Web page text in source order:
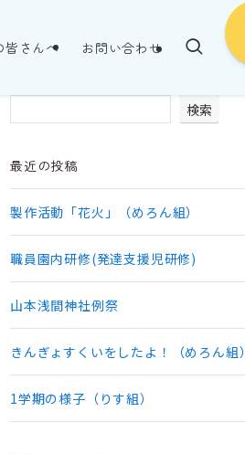
皆さんへ お問い合わせ
検索
最近の投稿
製作活動「花火」（めろん組）
職員園内研修(発達支援児研修)
山本浅間神社例祭
きんぎょすくいをしたよ！（めろん組）
1学期の様子（りす組）